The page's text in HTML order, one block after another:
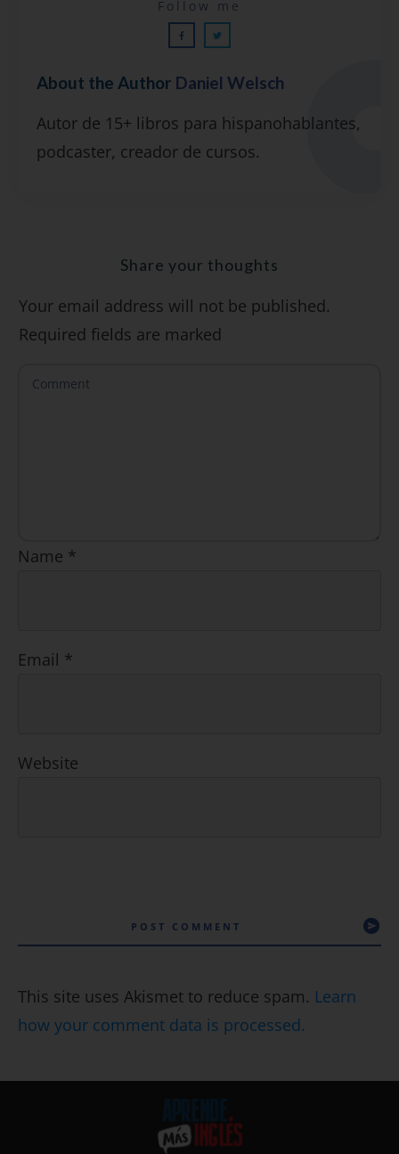
Suscríbete y recibirás 2 o 3 lecciones
gratuitas por semana, además de la guía
"7 errores comunes al hablar inglés (y
SÍ, QUIERO
About the Author Daniel Welsch
Autor de 15+ libros para hispanohablantes,
podcaster, creador de cursos.
Follow me
Share your thoughts
Your email address will not be published.
Required fields are marked
Name *
Email *
Website
POST COMMENT
This site uses Akismet to reduce spam. Learn
how your comment data is processed.